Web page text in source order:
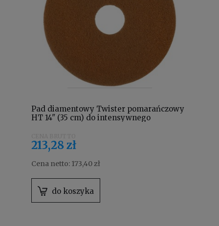
Pad diamentowy Twister pomarańczowy
HT 14" (35 cm) do intensywnego
213,28 zł
Cena netto: 173,40 zł
do koszyka